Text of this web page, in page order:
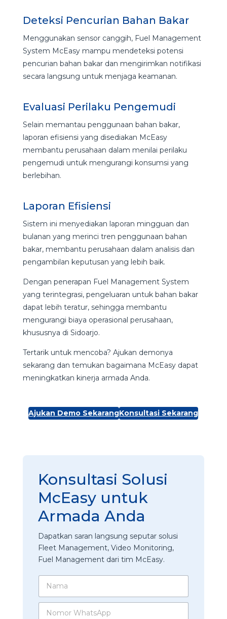
Deteksi Pencurian Bahan Bakar
Menggunakan sensor canggih, Fuel Management
System McEasy mampu mendeteksi potensi
pencurian bahan bakar dan mengirimkan notifikasi
secara langsung untuk menjaga keamanan.
Evaluasi Perilaku Pengemudi
Selain memantau penggunaan bahan bakar,
laporan efisiensi yang disediakan McEasy
membantu perusahaan dalam menilai perilaku
pengemudi untuk mengurangi konsumsi yang
berlebihan.
Laporan Efisiensi
Sistem ini menyediakan laporan mingguan dan
bulanan yang merinci tren penggunaan bahan
bakar, membantu perusahaan dalam analisis dan
pengambilan keputusan yang lebih baik.
Dengan penerapan Fuel Management System
yang terintegrasi, pengeluaran untuk bahan bakar
dapat lebih teratur, sehingga membantu
mengurangi biaya operasional perusahaan,
khususnya di Sidoarjo.
Tertarik untuk mencoba? Ajukan demonya
sekarang dan temukan bagaimana McEasy dapat
meningkatkan kinerja armada Anda.
Ajukan Demo SekarangKonsultasi Sekarang
Konsultasi Solusi
McEasy untuk
Armada Anda
Dapatkan saran langsung seputar solusi
Fleet Management, Video Monitoring,
Fuel Management dari tim McEasy.
N
m
N